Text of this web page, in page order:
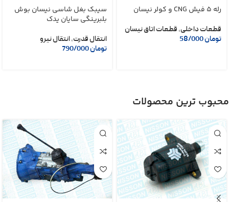
رله 5 فیش CNG و کولر نیسان
قطعات داخلی, قطعات اتاق نیسان
تومان
سیبک بغل شاسی نیسان بوش
بلبرینگی سایان یدک
انتقال قدرت,انتقال نیرو
تومان
محبوب ترین محصولات